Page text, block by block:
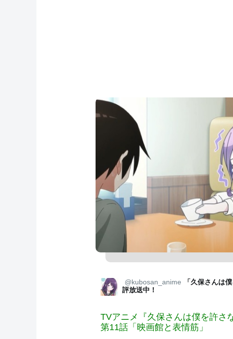
@kubosan_anime
「久保さんは
評放送中！
TVアニメ『久保さんは僕を許さ
第11話「映画館と表情筋」